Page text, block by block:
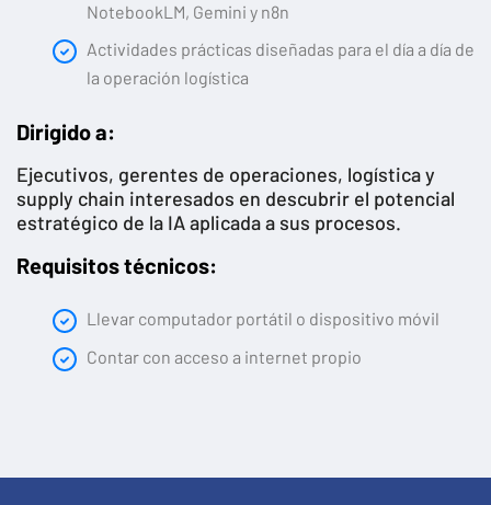
NotebookLM, Gemini y n8n
Actividades prácticas diseñadas para el día a día de
la operación logística
Dirigido a:
Ejecutivos, gerentes de operaciones, logística y
supply chain interesados en descubrir el potencial
estratégico de la IA aplicada a sus procesos.
Requisitos técnicos:
Llevar computador portátil o dispositivo móvil
Contar con acceso a internet propio